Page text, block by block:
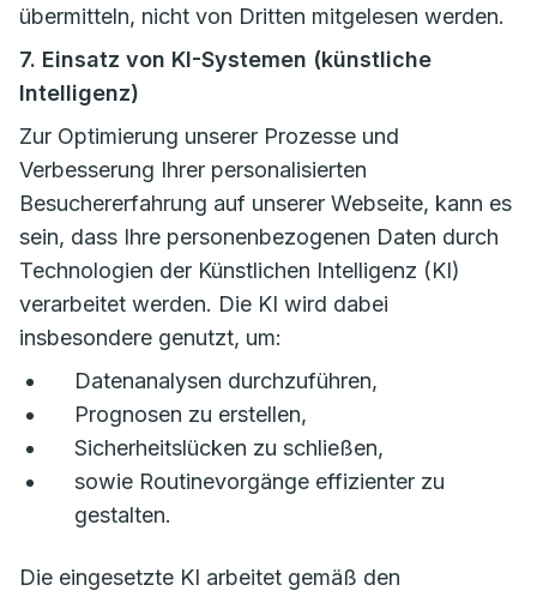
übermitteln, nicht von Dritten mitgelesen werden.
7. Einsatz von KI-Systemen (künstliche
Intelligenz)
Zur Optimierung unserer Prozesse und
Verbesserung Ihrer personalisierten
Besuchererfahrung auf unserer Webseite, kann es
sein, dass Ihre personenbezogenen Daten durch
Technologien der Künstlichen Intelligenz (KI)
verarbeitet werden. Die KI wird dabei
insbesondere genutzt, um:
Datenanalysen durchzuführen,
Prognosen zu erstellen,
Sicherheitslücken zu schließen,
sowie Routinevorgänge effizienter zu
gestalten.
Die eingesetzte KI arbeitet gemäß den